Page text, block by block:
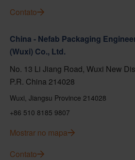
Contato
China - Nefab Packaging
(Wuxi) Co., Ltd.
No. 13 Li Jiang Road, Wuxi New
P.R. China 214028
Wuxi, Jiangsu Province 214028
+86 510 8185 9807
Mostrar no mapa
Contato